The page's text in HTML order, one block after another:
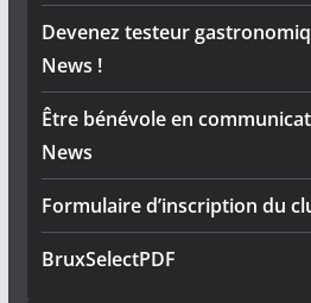
Devenez testeur
News !
Être bénévole en
News
Formulaire d’inscription du
BruxSelectPDF